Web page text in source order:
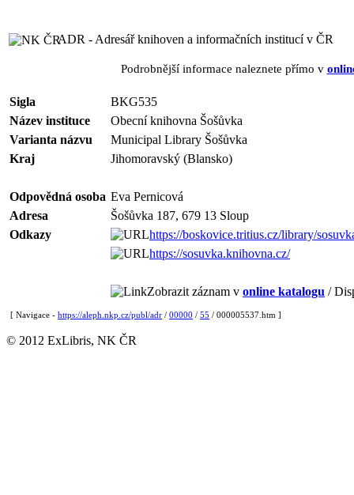
ADR - Adresář knihoven a informačních institucí v ČR
Podrobnější informace naleznete přímo v
Sigla
BKG535
Název instituce
Obecní knihovna Šošůvka
Varianta názvu
Municipal Library Šošůvka
Kraj
Jihomoravský (Blansko)
Odpovědná osoba Eva Pernicová
Adresa
Šošůvka 187, 679 13 Sloup
Odkazy
https://boskovice.tritius.cz/library/
https://sosuvka.knihovna.cz/
Zobrazit záznam v online katalogu /
[ Navigace - https://aleph.nkp.cz/publ/adr / 00000 / 55 / 000005537.htm ]
© 2012 ExLibris, NK ČR